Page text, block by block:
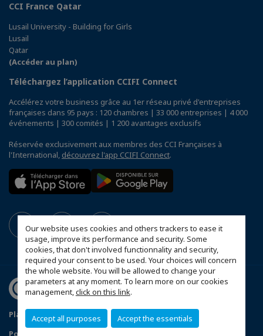
Our website uses cookies and others trackers to ease it
usage, improve its performance and security. Some
cookies, that don't involved functionnality and security,
required your consent to be used. Your choices will concern
the whole website. You will be allowed to change your
parameters at any moment. To learn more on our cookies
management,click on this link.
Accept all purposes Accept the essentials
CCI France Qatar
Lusail University - Building for Girls
Lusail
Qatar
(Accéder au plan)
Téléchargez l’application CCIFI Connect
Accélérez votre business grâce au 1er réseau privé d'entreprises
françaises dans 95 pays : 120 chambres | 33 000 entreprises | 4 000
événements | 300 comités | 1 200 avantages exclusifs
Réservée exclusivement aux membres des CCI Françaises à
l'International, découvrez l'app CCIFI Connect.
Plan du site
Mentions légales
Politique de confidentialité